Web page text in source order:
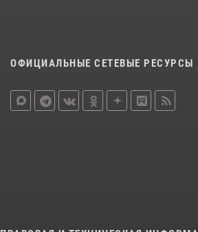
ОФИЦИАЛЬНЫЕ СЕТЕВЫЕ РЕСУРСЫ